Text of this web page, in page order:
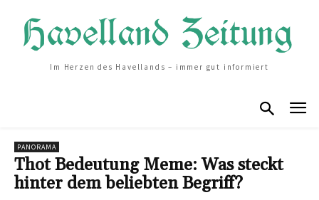
Im Herzen des Havellands – immer gut informiert
PANORAMA
Thot Bedeutung Meme: Was steckt
hinter dem beliebten Begriff?